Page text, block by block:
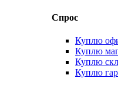
Спрос
Куплю
Куплю
Куплю
Куплю